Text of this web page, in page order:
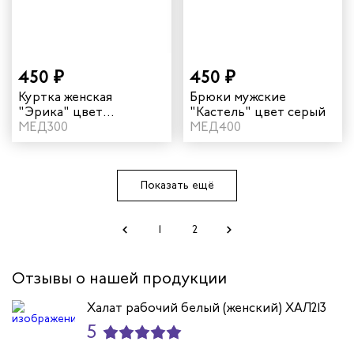
450 ₽
Куртка женская
"Эрика" цвет
салатовый
МЕД300
450 ₽
Брюки мужские
"Кастель" цвет серый
МЕД400
Показать ещё
1 2
Отзывы о нашей продукции
Халат рабочий белый (женский) ХАЛ213
5